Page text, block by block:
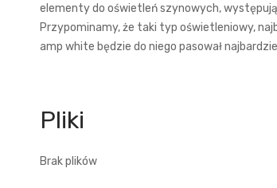
elementy do oświetleń szynowych,
Przypominamy, że taki typ oświetleniowy,
amp white będzie do niego pasował
Brak plików